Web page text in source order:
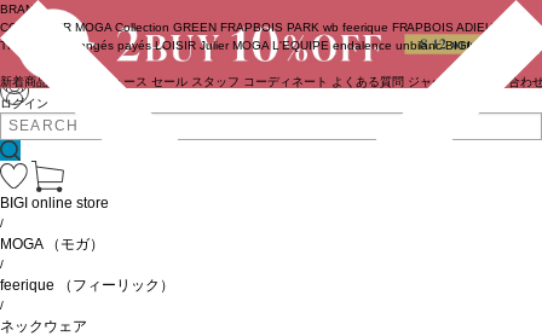
ログイン
BRAND
COUTURIER MOGA Collection GREEN FRAPBOIS PARK wb feerique FRAPBOIS ADIEU
TRISTESSE
congés payés LOISIR Julier MOGA L'EQUIPE endalence unbilanc BIGI online store
新着商品 ニュース セール スタッフ コーディネート よくある質問 ジャーナル お問い合わ
BIGI online store
/
MOGA （モガ）
/
feerique （フィーリック）
/
ネックウェア